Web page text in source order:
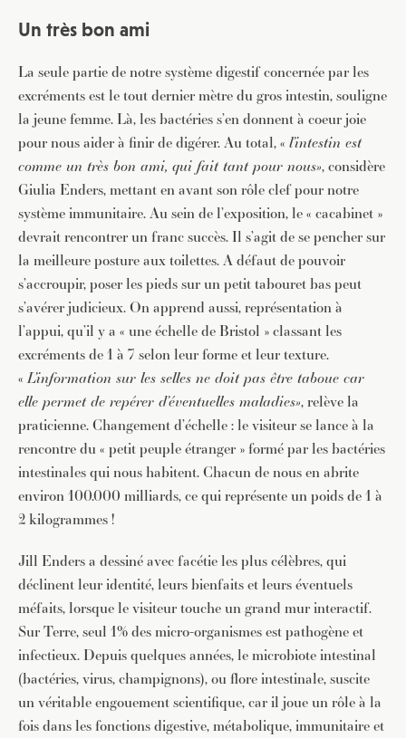
Un très bon ami
La seule partie de notre système digestif concernée par les
excréments est le tout dernier mètre du gros intestin, souligne
la jeune femme. Là, les bactéries s’en donnent à coeur joie
pour nous aider à finir de digérer. Au total, « l’intestin est
comme un très bon ami, qui fait tant pour nous», considère
Giulia Enders, mettant en avant son rôle clef pour notre
système immunitaire. Au sein de l’exposition, le « cacabinet »
devrait rencontrer un franc succès. Il s’agit de se pencher sur
la meilleure posture aux toilettes. A défaut de pouvoir
s’accroupir, poser les pieds sur un petit tabouret bas peut
s’avérer judicieux. On apprend aussi, représentation à
l’appui, qu’il y a « une échelle de Bristol » classant les
excréments de 1 à 7 selon leur forme et leur texture.
«L’information sur les selles ne doit pas être taboue car
elle permet de repérer d’éventuelles maladies», relève la
praticienne. Changement d’échelle : le visiteur se lance à la
rencontre du « petit peuple étranger » formé par les bactéries
intestinales qui nous habitent. Chacun de nous en abrite
environ 100.000 milliards, ce qui représente un poids de 1 à
2 kilogrammes !
Jill Enders a dessiné avec facétie les plus célèbres, qui
déclinent leur identité, leurs bienfaits et leurs éventuels
méfaits, lorsque le visiteur touche un grand mur interactif.
Sur Terre, seul 1% des micro-organismes est pathogène et
infectieux. Depuis quelques années, le microbiote intestinal
(bactéries, virus, champignons), ou flore intestinale, suscite
un véritable engouement scientifique, car il joue un rôle à la
fois dans les fonctions digestive, métabolique, immunitaire et